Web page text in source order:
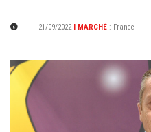
21/09/2022 | MARCHÉ : France